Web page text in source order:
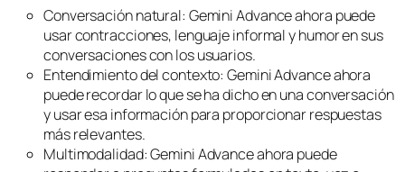
Conversación natural: Gemini Advance ahora puede
usar contracciones, lenguaje informal y humor en sus
conversaciones con los usuarios.
Entendimiento del contexto: Gemini Advance ahora
puede recordar lo que se ha dicho en una conversación
y usar esa información para proporcionar respuestas
más relevantes.
Multimodalidad: Gemini Advance ahora puede